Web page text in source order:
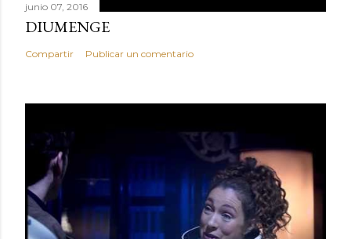
junio 07, 2016
DIUMENGE
Compartir Publicar un comentario